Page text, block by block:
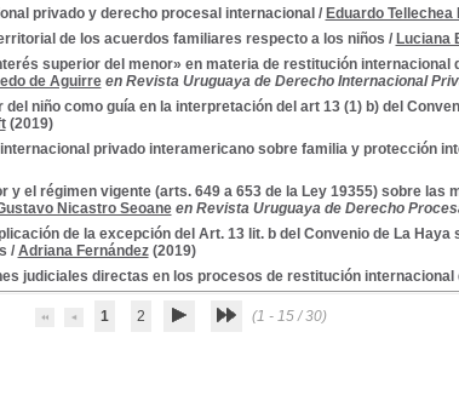
privado y derecho procesal internacional / Eduardo Tellechea
de los acuerdos familiares respecto a los niños / Luciana
superior del menor» en materia de restitución internacional
de Aguirre en Revista Uruguaya de Derecho Internacional
del niño como guía en la interpretación del art 13 (1) b) del
(2019)
privado interamericano sobre familia y protección
y el régimen vigente (arts. 649 a 653 de la Ley 19355) sobre las
Nicastro Seoane en Revista Uruguaya de Derecho
de la excepción del Art. 13 lit. b del Convenio de La
/ Adriana Fernández(2019)
judiciales directas en los procesos de restitución internacional
1 2 (1 - 15 / 30)